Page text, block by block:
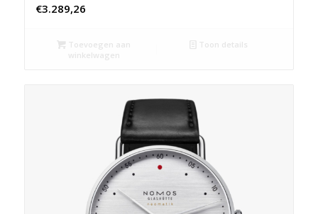
€3.289,26
Toevoegen aan
winkelwagen
Toon details